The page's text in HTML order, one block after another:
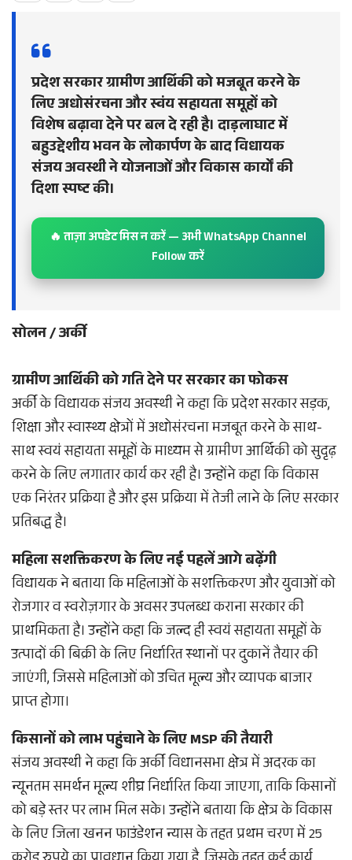
प्रदेश सरकार ग्रामीण आर्थिकी को मजबूत करने के
लिए अधोसंरचना और स्वंय सहायता समूहों को
विशेष बढ़ावा देने पर बल दे रही है। दाड़लाघाट में
बहुउद्देशीय भवन के लोकार्पण के बाद विधायक
संजय अवस्थी ने योजनाओं और विकास कार्यों की
दिशा स्पष्ट की।
🔥 ताज़ा अपडेट मिस न करें — अभी WhatsApp Channel
Follow करें
सोलन / अर्की
ग्रामीण आर्थिकी को गति देने पर सरकार का फोकस
अर्की के विधायक संजय अवस्थी ने कहा कि प्रदेश सरकार सड़क,
शिक्षा और स्वास्थ्य क्षेत्रों में अधोसंरचना मजबूत करने के साथ-
साथ स्वयं सहायता समूहों के माध्यम से ग्रामीण आर्थिकी को सुदृढ़
करने के लिए लगातार कार्य कर रही है। उन्होंने कहा कि विकास
एक निरंतर प्रक्रिया है और इस प्रक्रिया में तेजी लाने के लिए सरकार
प्रतिबद्ध है।
महिला सशक्तिकरण के लिए नई पहलें आगे बढ़ेंगी
विधायक ने बताया कि महिलाओं के सशक्तिकरण और युवाओं को
रोजगार व स्वरोज़गार के अवसर उपलब्ध कराना सरकार की
प्राथमिकता है। उन्होंने कहा कि जल्द ही स्वयं सहायता समूहों के
उत्पादों की बिक्री के लिए निर्धारित स्थानों पर दुकानें तैयार की
जाएंगी, जिससे महिलाओं को उचित मूल्य और व्यापक बाजार
प्राप्त होगा।
किसानों को लाभ पहुंचाने के लिए MSP की तैयारी
संजय अवस्थी ने कहा कि अर्की विधानसभा क्षेत्र में अदरक का
न्यूनतम समर्थन मूल्य शीघ्र निर्धारित किया जाएगा, ताकि किसानों
को बड़े स्तर पर लाभ मिल सके। उन्होंने बताया कि क्षेत्र के विकास
के लिए जिला खनन फाउंडेशन न्यास के तहत प्रथम चरण में 25